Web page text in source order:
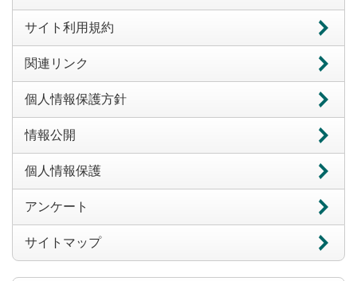
サイト利用規約
関連リンク
個人情報保護方針
情報公開
個人情報保護
アンケート
サイトマップ